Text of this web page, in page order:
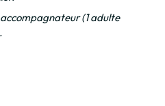
(1 adulte